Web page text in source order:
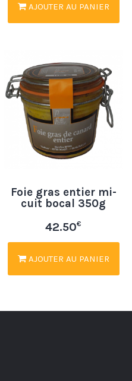
AJOUTER AU PANIER
Foie gras entier mi-
cuit bocal 350g
42.50€
AJOUTER AU PANIER